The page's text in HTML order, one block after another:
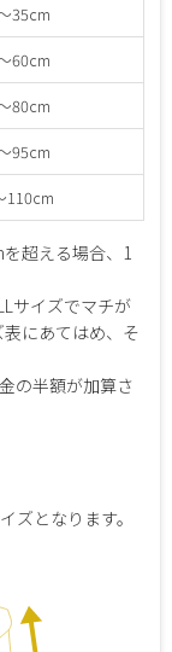
35cm
60cm
80cm
95cm
110cm
超える場合、1
サイズでマチが
にあてはめ、そ
の半額が加算さ
ズとなります。